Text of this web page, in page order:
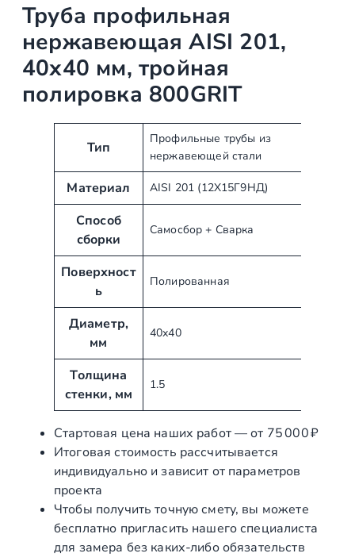
Труба профильная
нержавеющая AISI 201,
40х40 мм, тройная
полировка 800GRIT
р
и
т
ы
З
а
ч
е
н
и
е
Тип
Профильные трубы из
нержавеющей стали
Материал AISI 201 (12Х15Г9НД)
Способ
сборки
Самосбор + Сварка
Поверхност
ь
Полированная
Диаметр,
мм
40х40
Толщина
стенки, мм
1.5
Стартовая цена наших работ — от 75 000 ₽
Итоговая стоимость рассчитывается
индивидуально и зависит от параметров
проекта
Чтобы получить точную смету, вы можете
бесплатно пригласить нашего специалиста
для замера без каких‑либо обязательств